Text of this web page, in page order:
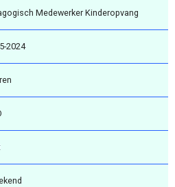
Medewerker Kinderopvang
2024